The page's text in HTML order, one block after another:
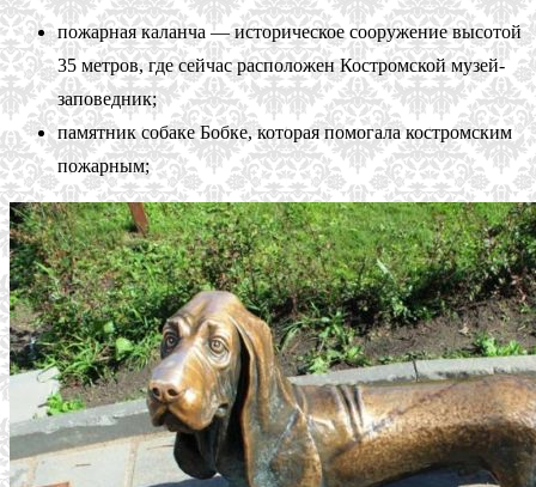
пожарная каланча — историческое сооружение высотой
35 метров, где сейчас расположен Костромской музей-
заповедник;
памятник собаке Бобке, которая помогала костромским
пожарным;